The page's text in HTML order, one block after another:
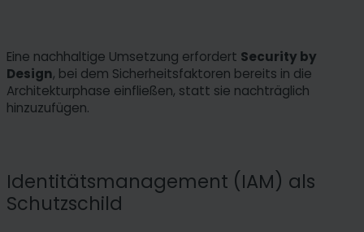
Eine nachhaltige Umsetzung erfordert Security by
Design, bei dem Sicherheitsfaktoren bereits in die
Architekturphase einfließen, statt sie nachträglich
hinzuzufügen.
Identitätsmanagement (IAM) als
Schutzschild